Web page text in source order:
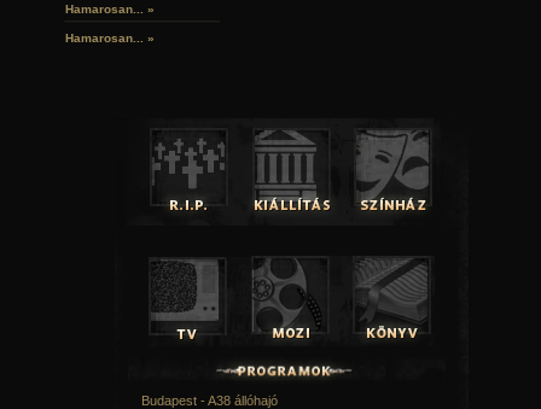
Hamarosan... »
Hamarosan... »
Budapest - A38 állóhajó